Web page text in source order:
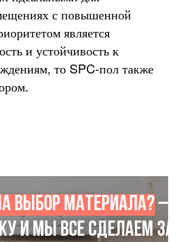
с повышенной
является
и устойчивость к
то SPC-пол также
выбор материала?–
и мы все сделаем за